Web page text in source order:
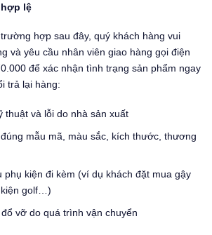
lệ
hợp sau đây, quý khách hàng vui
và yêu cầu nhân viên giao hàng gọi điện
để xác nhận tình trạng sản phẩm ngay
trả lại hàng:
thuật và lỗi do nhà sản xuất
mẫu mã, màu sắc, kích thước, thương
phụ kiện đi kèm (ví dụ khách đặt mua gậy
kiện golf…)
vỡ do quá trình vận chuyển